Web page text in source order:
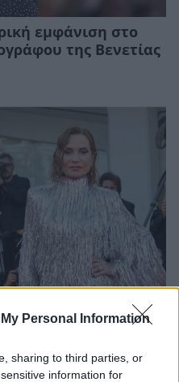
Personal Information
sharing to third parties, or
information for
εμφάνιση στο
της Βενετίας
Ιπέρ: Εκθαμβωτικές